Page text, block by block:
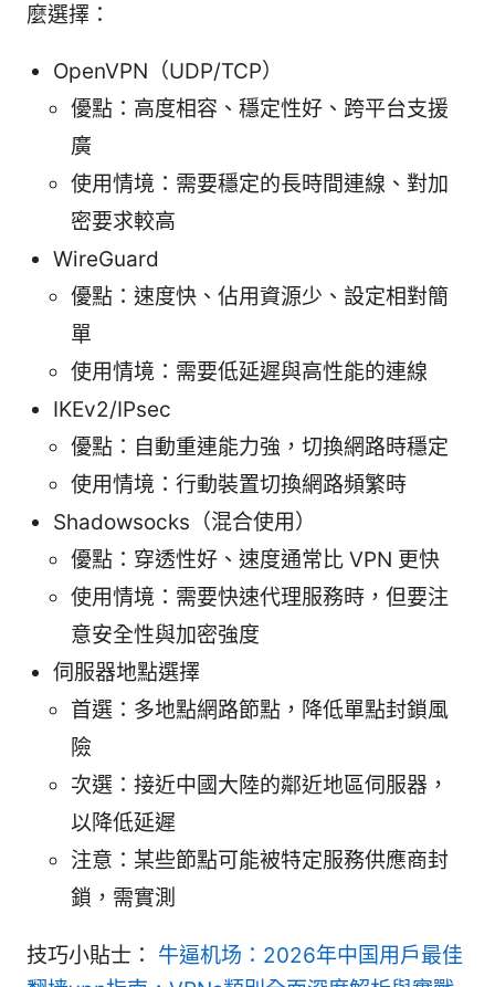
麼選擇：
OpenVPN（UDP/TCP）
優點：高度相容、穩定性好、跨平台支援
廣
使用情境：需要穩定的長時間連線、對加
密要求較高
WireGuard
優點：速度快、佔用資源少、設定相對簡
單
使用情境：需要低延遲與高性能的連線
IKEv2/IPsec
優點：自動重連能力強，切換網路時穩定
使用情境：行動裝置切換網路頻繁時
Shadowsocks（混合使用）
優點：穿透性好、速度通常比 VPN 更快
使用情境：需要快速代理服務時，但要注
意安全性與加密強度
伺服器地點選擇
首選：多地點網路節點，降低單點封鎖風
險
次選：接近中國大陸的鄰近地區伺服器，
以降低延遲
注意：某些節點可能被特定服務供應商封
鎖，需實測
技巧小貼士： 牛逼机场：2026年中国用户最佳